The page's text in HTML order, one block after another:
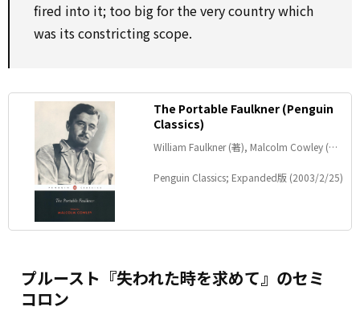
fired into it; too big for the very country which
was its constricting scope.
The Portable Faulkner (Penguin
Classics)
William Faulkner (著), Malcolm Cowley (編
Penguin Classics; Expanded版 (2003/2/25)
プルースト『失われた時を求めて』のセミ
コロン